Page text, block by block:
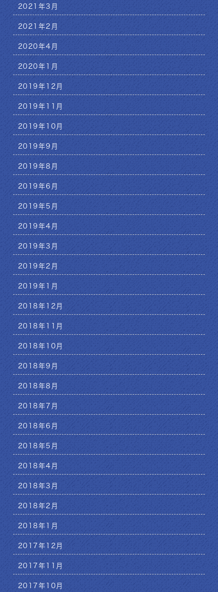
2021年3月
2021年2月
2020年4月
2020年1月
2019年12月
2019年11月
2019年10月
2019年9月
2019年8月
2019年6月
2019年5月
2019年4月
2019年3月
2019年2月
2019年1月
2018年12月
2018年11月
2018年10月
2018年9月
2018年8月
2018年7月
2018年6月
2018年5月
2018年4月
2018年3月
2018年2月
2018年1月
2017年12月
2017年11月
2017年10月